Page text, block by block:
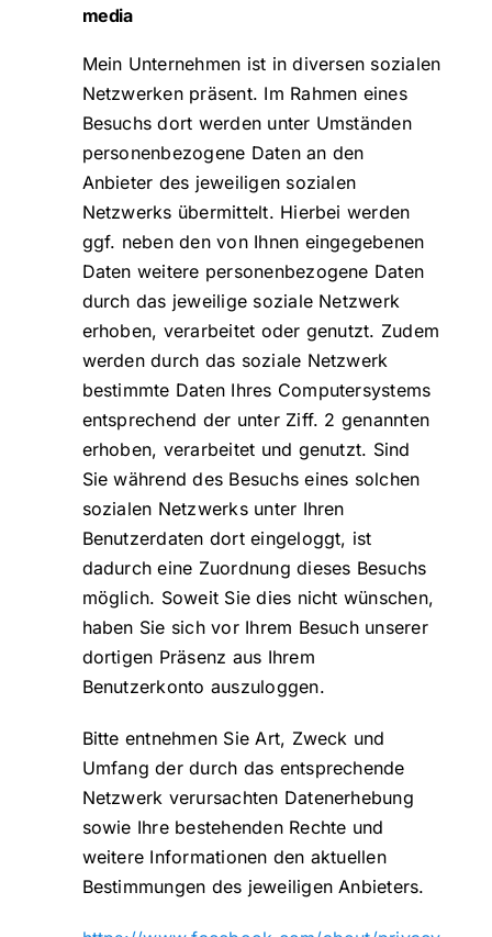
media
Mein Unternehmen ist in diversen sozialen
Netzwerken präsent. Im Rahmen eines
Besuchs dort werden unter Umständen
personenbezogene Daten an den
Anbieter des jeweiligen sozialen
Netzwerks übermittelt. Hierbei werden
ggf. neben den von Ihnen eingegebenen
Daten weitere personenbezogene Daten
durch das jeweilige soziale Netzwerk
erhoben, verarbeitet oder genutzt. Zudem
werden durch das soziale Netzwerk
bestimmte Daten Ihres Computersystems
entsprechend der unter Ziff. 2 genannten
erhoben, verarbeitet und genutzt. Sind
Sie während des Besuchs eines solchen
sozialen Netzwerks unter Ihren
Benutzerdaten dort eingeloggt, ist
dadurch eine Zuordnung dieses Besuchs
möglich. Soweit Sie dies nicht wünschen,
haben Sie sich vor Ihrem Besuch unserer
dortigen Präsenz aus Ihrem
Benutzerkonto auszuloggen.
Bitte entnehmen Sie Art, Zweck und
Umfang der durch das entsprechende
Netzwerk verursachten Datenerhebung
sowie Ihre bestehenden Rechte und
weitere Informationen den aktuellen
Bestimmungen des jeweiligen Anbieters.